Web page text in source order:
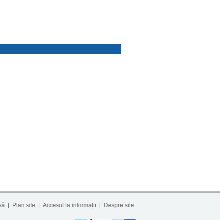
| Plan site | Accesul la informații | Despre site